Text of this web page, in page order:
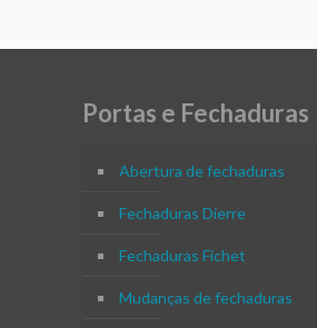
Portas e Fechaduras
Abertura de fechaduras
Fechaduras Dierre
Fechaduras Fichet
Mudanças de fechaduras